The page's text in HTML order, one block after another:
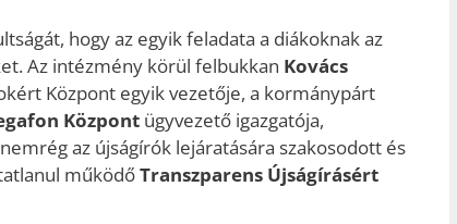
hogy az egyik feladata a diákoknak az
Az intézmény körül felbukkan Kovács
Központ egyik vezetője, a kormánypárt
Központ ügyvezető igazgatója,
az újságírók lejáratására szakosodott és
működőTranszparens Újságírásért